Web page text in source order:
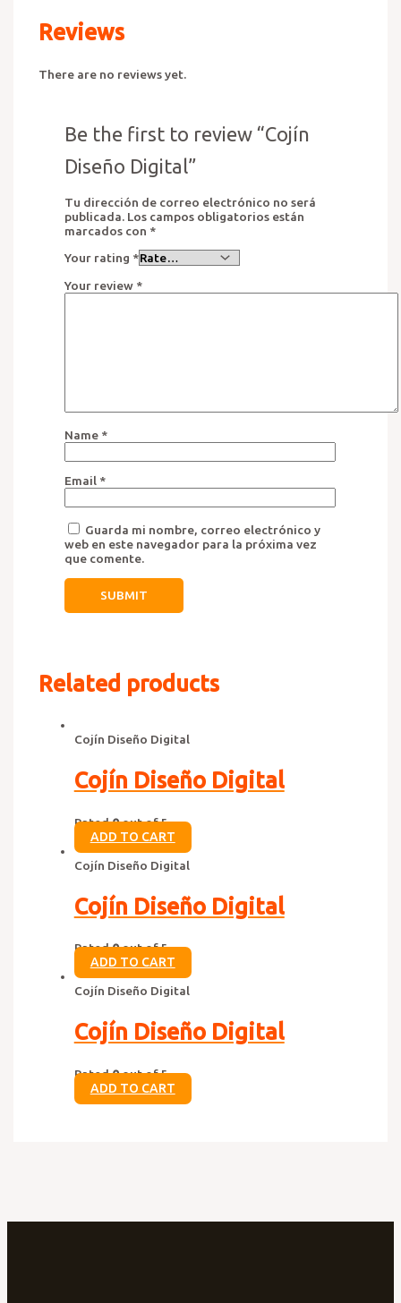
Reviews
There are no reviews yet.
Be the first to review “Cojín
Diseño Digital”
Tu dirección de correo electrónico no será
publicada. Los campos obligatorios están
marcados con *
Your rating *
Your review *
Name *
Email *
Guarda mi nombre, correo electrónico y
web en este navegador para la próxima vez
que comente.
Related products
Cojín Diseño Digital
Cojín Diseño Digital
Rated0out of 5
ADD TO CART
Cojín Diseño Digital
Cojín Diseño Digital
Rated0out of 5
ADD TO CART
Cojín Diseño Digital
Cojín Diseño Digital
Rated0out of 5
ADD TO CART